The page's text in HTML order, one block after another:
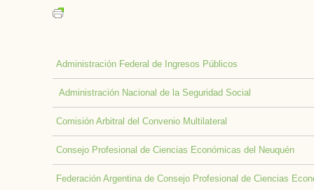
Administración Federal de Ingresos Públicos
Administración Nacional de la Seguridad Social
Comisión Arbitral del Convenio Multilateral
Consejo Profesional de Ciencias Económicas del Neuquén
Federación Argentina de Consejo Profesional de Ciencias